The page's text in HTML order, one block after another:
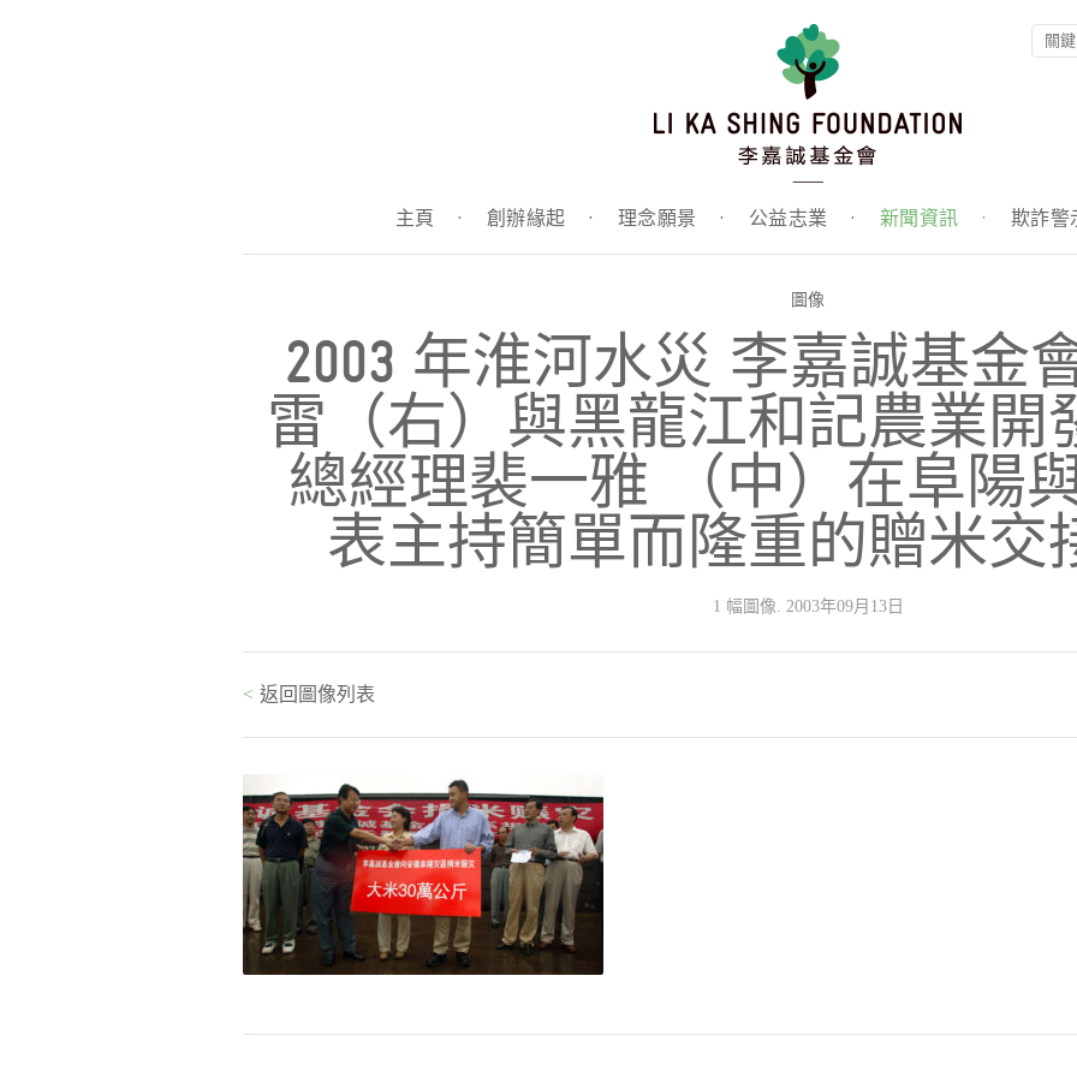
主頁 · 創辦緣起 · 理念願景 · 公益志業 · 新聞資訊 · 欺詐警
圖像
2003 年淮河水災 李嘉誠基金
雷（右）與黑龍江和記農業開
總經理裴一雅 （中）在阜陽
表主持簡單而隆重的贈米交
1 幅圖像. 2003年09月13日
< 返回圖像列表